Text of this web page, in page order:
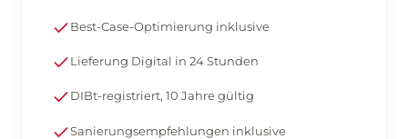
Best-Case-Optimierung inklusive
Lieferung Digital in 24 Stunden
DIBt-registriert, 10 Jahre gültig
Sanierungsempfehlungen inklusive